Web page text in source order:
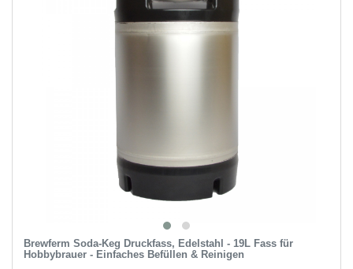
Brewferm Soda-Keg Druckfass, Edelstahl - 19L Fass für
Hobbybrauer - Einfaches Befüllen & Reinigen